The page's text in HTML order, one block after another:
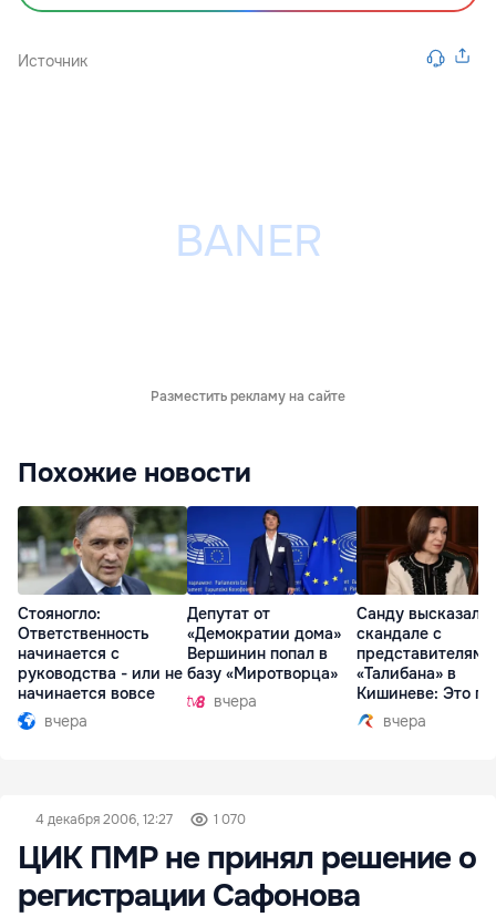
Источник
Разместить рекламу на сайте
Похожие новости
Стояногло:
Ответственность
начинается с
руководства - или не
начинается вовсе
вчера
Депутат от
«Демократии дома»
Вершинин попал в
базу «Миротворца»
вчера
Санду
скандале с
представителями
«Талибана» в
Кишиневе: Это
вчера
4 декабря 2006, 12:27 1 070
ЦИК ПМР не принял решение о
регистрации Сафонова